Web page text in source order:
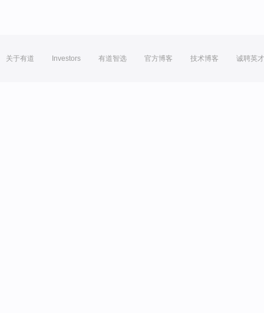
关于有道 Investors 有道智选 官方博客 技术博客 诚聘英才